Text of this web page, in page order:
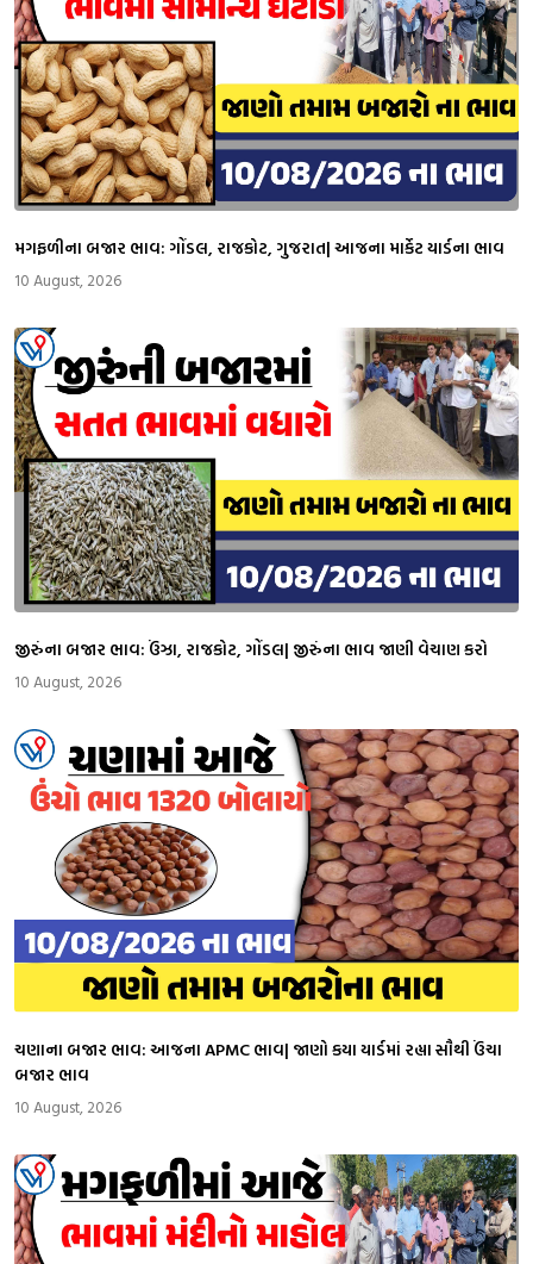
મગફળીના બજાર ભાવ: ગોંડલ, રાજકોટ, ગુજરાત| આજના માર્કેટ યાર્ડના ભાવ
10 August, 2026
જીરુંના બજાર ભાવ: ઉંઝા, રાજકોટ, ગોંડલ| જીરુંના ભાવ જાણી વેચાણ કરો
10 August, 2026
ચણાના બજાર ભાવ: આજના APMC ભાવ| જાણો કયા યાર્ડમાં રહ્યા સૌથી ઉંચા
બજાર ભાવ
10 August, 2026